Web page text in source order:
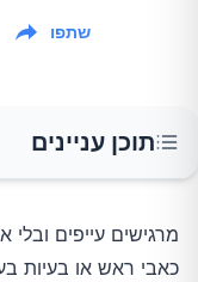
שתפו
תוכן עניינים
איך מתחילים
מרגישים עייפים
כאבי ראש או בעיות